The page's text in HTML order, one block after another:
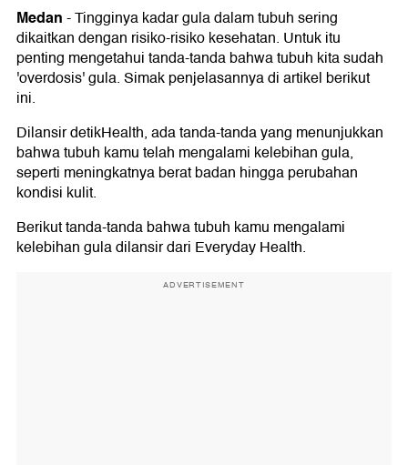
Medan-Tingginya kadar gula dalam tubuh sering
dikaitkan dengan risiko-risiko kesehatan. Untuk itu
penting mengetahui tanda-tanda bahwa tubuh kita sudah
'overdosis' gula. Simak penjelasannya di artikel berikut
ini.
Dilansir detikHealth, ada tanda-tanda yang menunjukkan
bahwa tubuh kamu telah mengalami kelebihan gula,
seperti meningkatnya berat badan hingga perubahan
kondisi kulit.
Berikut tanda-tanda bahwa tubuh kamu mengalami
kelebihan gula dilansir dari Everyday Health.
ADVERTISEMENT